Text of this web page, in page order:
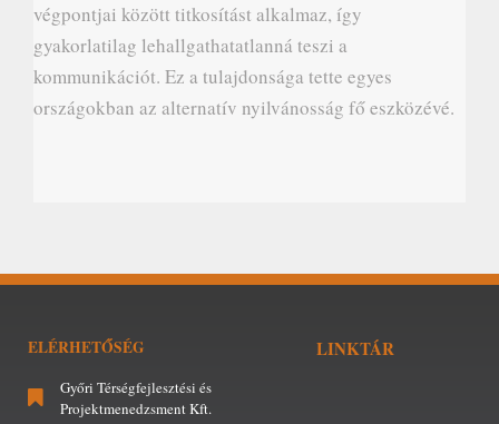
végpontjai között titkosítást alkalmaz, így
gyakorlatilag lehallgathatatlanná teszi a
kommunikációt. Ez a tulajdonsága tette egyes
országokban az alternatív nyilvánosság fő eszközévé.
ELÉRHETŐSÉG
Győri Térségfejlesztési és
Projektmenedzsment Kft.
LINKTÁR